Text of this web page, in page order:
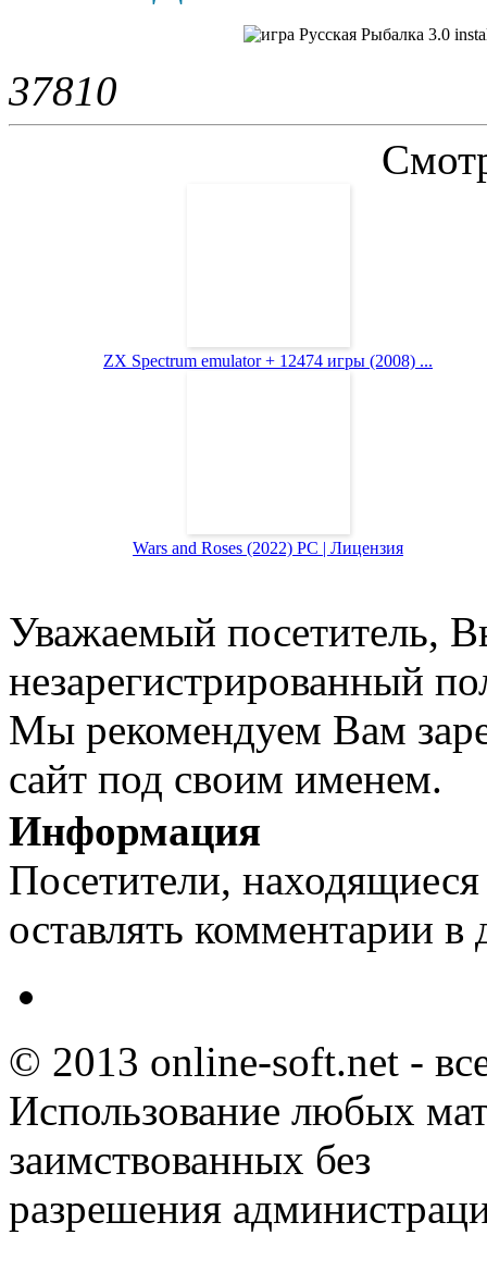
37810
ZX Spectrum emulator + 12474 игры (2008) ...
Wars and Roses (2022) PC | Лицензия
Уважаемый посетитель,
незарегистрированный
Мы рекомендуем Вам
сайт под своим именем.
Информация
Посетители,
оставлять комментарии в
© 2013 online-soft.net -
Использование любых
заимствованных без
разрешения